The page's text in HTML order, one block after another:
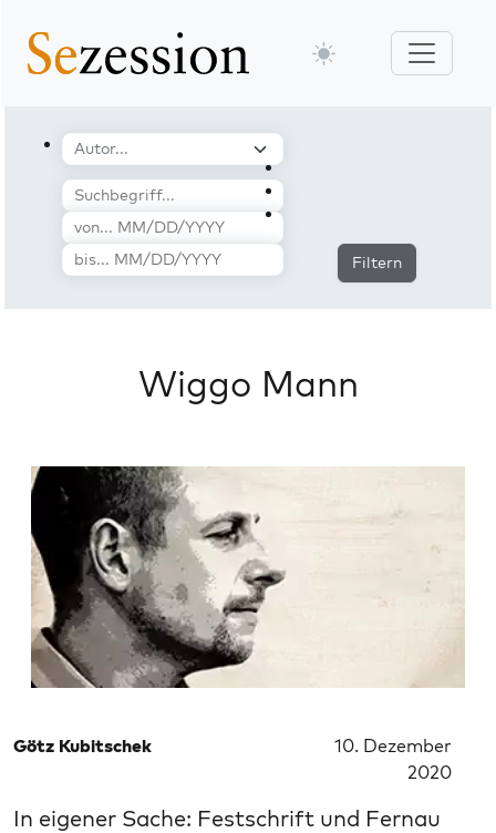
Filtern
Wiggo Mann
Götz Kubitschek
10. Dezember
2020
In eigener Sache: Festschrift und Fernau